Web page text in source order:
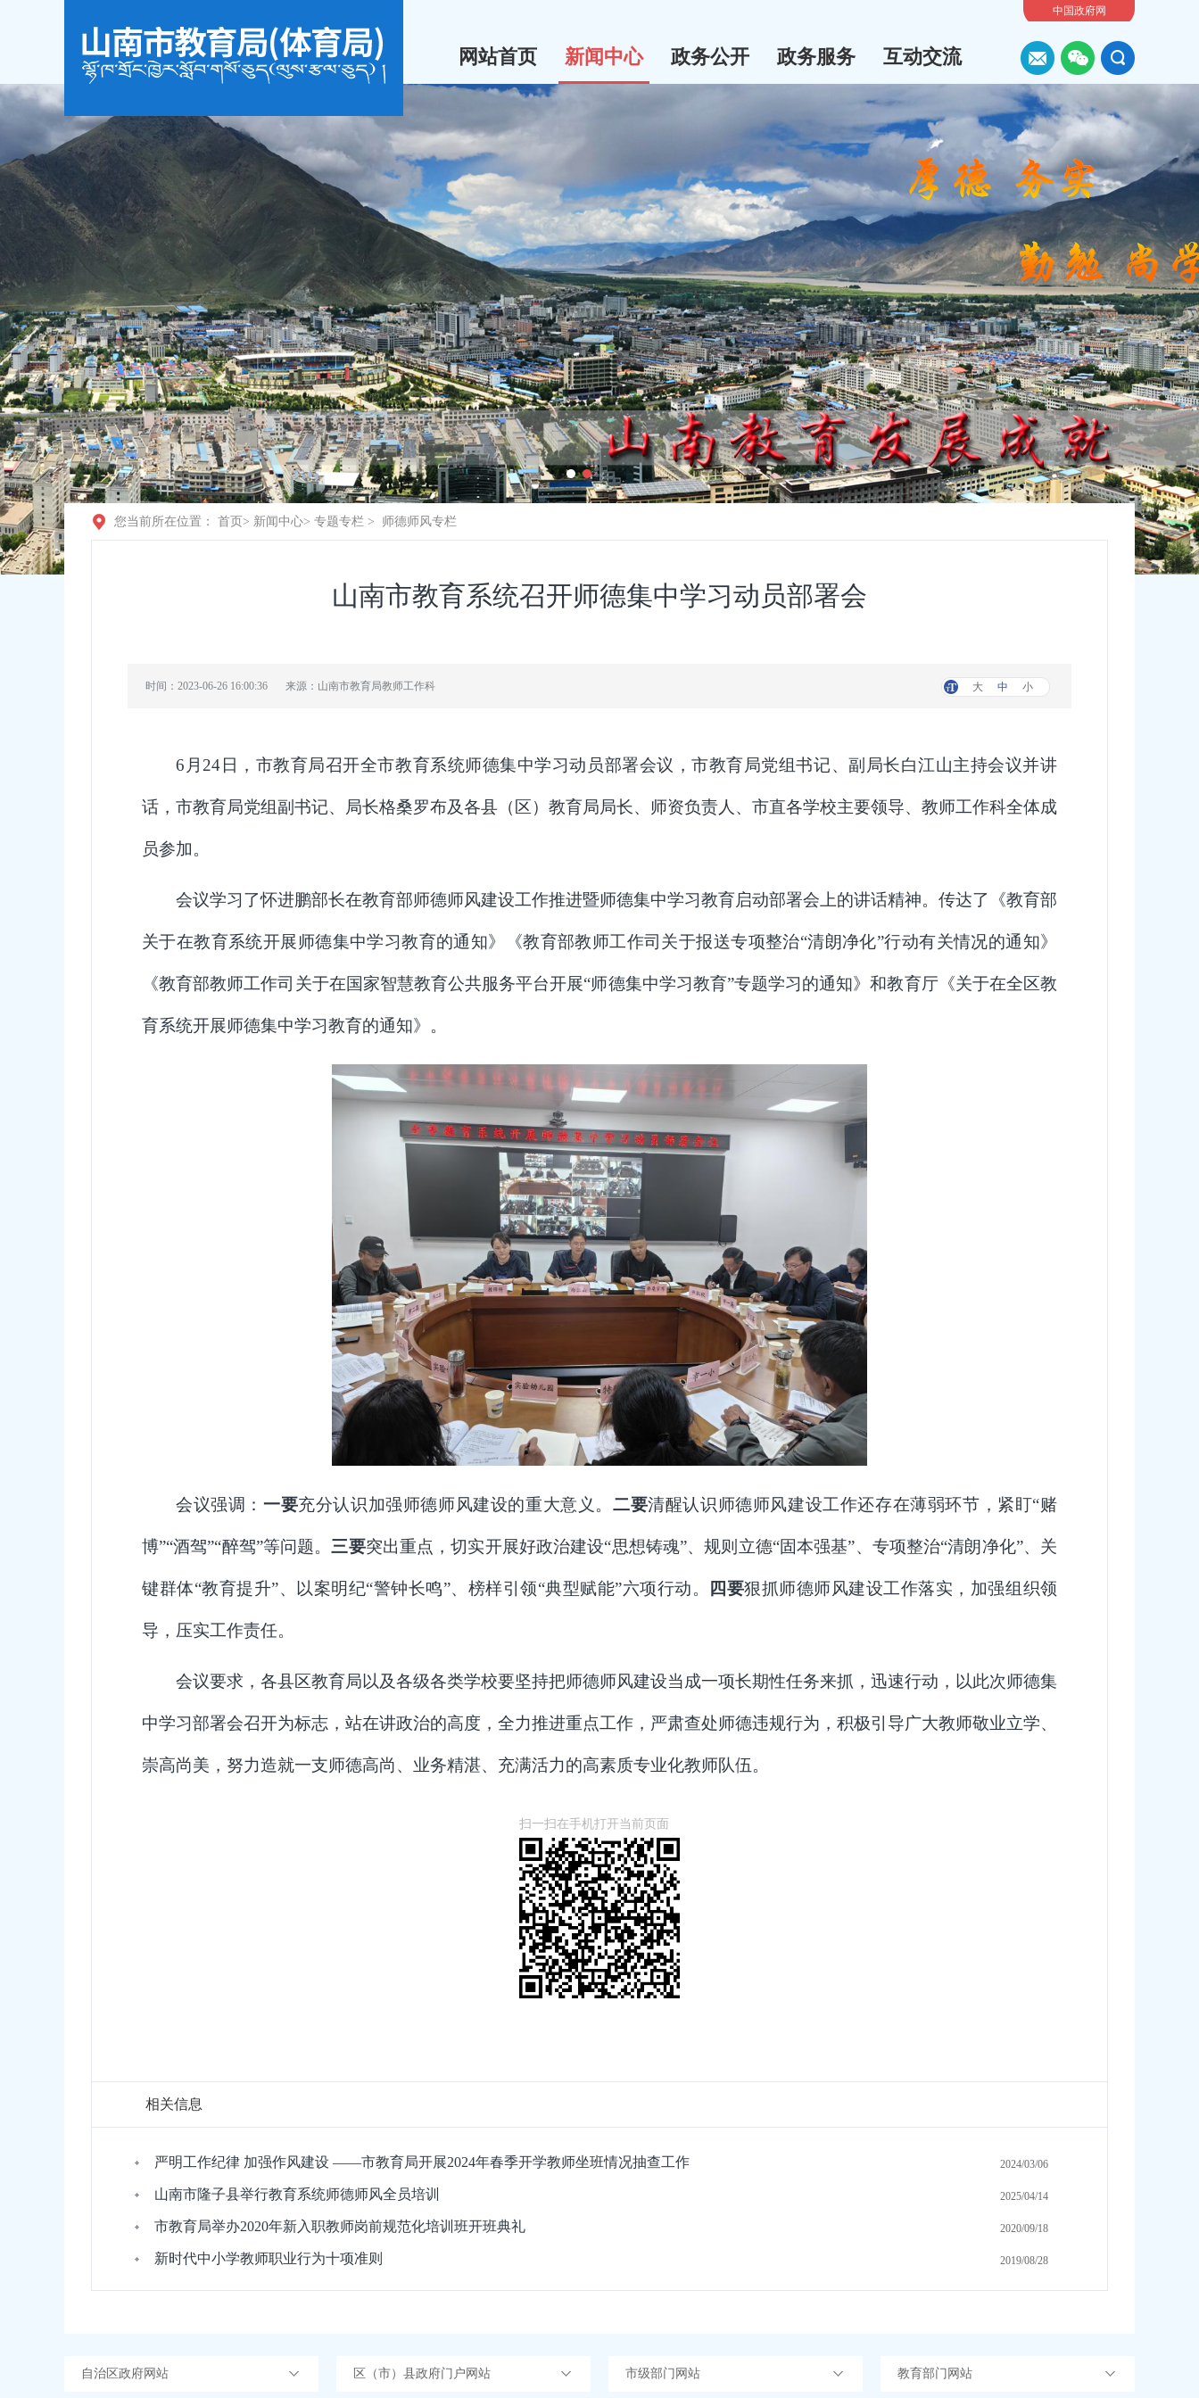
网站首页 新闻中心 政务公开 政务服务 互动交流
中国政府网
您当前所在位置： 首页 > 新闻中心> 专题专栏 > 师德师风专栏
山南市教育系统召开师德集中学习动员部署会
时间：2023-06-26 16:00:36 来源：山南市教育局教师工作科 大 中 小
6 月24 日，市教育局召开全市教育系统师德集中学习动员部署会议，市教育局党组书记、副局长白江山主持会议并讲
话， 市教育局党组副书记、局长格桑罗布及各县（区）教育局局长、师资负责人、市直各学校主要领导、教师工作科全体成
员参加。
会议学习了怀进鹏部长在教育部师德师风建设工作推进暨师德集中学习教育启动部署会上的讲话精神。传达了《教育部
关于在教育系统开展师德集中学习教育的通知》《教育部教师工作司关于报送专项整治“清朗净化”行动有关情况的通知》
《教育部教师工作司关于在国家智慧教育公共服务平台开展“师德集中学习教育”专题学习的通知》和教育厅《关于在全区教
育系统开展师德集中学习教育的通知》。
会议强调： 一要充分认识加强师德师风建设的重大意义。二要清醒认识师德师风建设工作还存在薄弱环节，紧盯“赌
博”“酒驾”“醉驾”等问题。三要突出重点，切实开展好政治建设“思想铸魂”、规则立德“固本强基”、专项整治“清朗净化”、关
键群体“教育提升”、以案明纪“警钟长鸣”、榜样引领“典型赋能”六项行动。 四要狠抓师德师风建设工作落实，加强组织领
导，压实工作责任。
会议要求，各县区教育局以及各级各类学校要坚持把师德师风建设当成一项长期性任务来抓， 迅速行动，以此次师德集
中学习部署会召开为标志，站在讲政治的高度，全力推进重点工作，严肃查处师德违规行为，积极引导广大教师敬业立学、
崇高尚美，努力造就一支师德高尚、业务精湛、充满活力的高素质专业化教师队伍。
扫一扫在手机打开当前页面
相关信息
严明工作纪律 加强作风建设 ——市教育局开展2024年春季开学教师坐班情况抽查工作 2024/03/06
山南市隆子县举行教育系统师德师风全员培训 2025/04/14
市教育局举办2020年新入职教师岗前规范化培训班开班典礼 2020/09/18
新时代中小学教师职业行为十项准则 2019/08/28
自治区政府网站 区（市）县政府门户网站 市级部门网站 教育部门网站